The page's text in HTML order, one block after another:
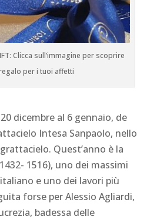
Clicca sull’immagine per scoprire
per i tuoi affetti
dicembre al 6 gennaio, de
Intesa Sanpaolo, nello
Quest’anno è la
1516), uno dei massimi
e uno dei lavori più
forse per Alessio Agliardi,
badessa delle